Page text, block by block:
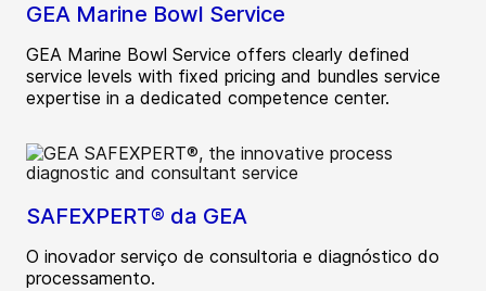
GEA Marine Bowl Service
GEA Marine Bowl Service offers clearly defined
service levels with fixed pricing and bundles service
expertise in a dedicated competence center.
SAFEXPERT® da GEA
O inovador serviço de consultoria e diagnóstico do
processamento.